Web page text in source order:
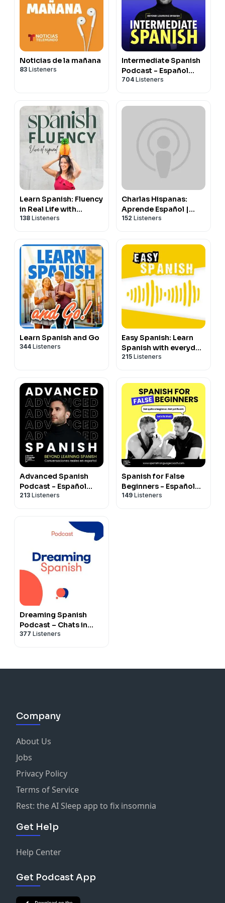
Noticias de la mañana
83 Listeners
Intermediate Spanish
Podcast - Español
Intermedio
704 Listeners
Learn Spanish: Fluency
in Real Life with
Handyspanish
138 Listeners
Charlas Hispanas:
Aprende Español |
Learn Spanish
152 Listeners
Learn Spanish and Go
344 Listeners
Easy Spanish: Learn
Spanish with everyday
conversations |
aprender español
215 Listeners
Advanced Spanish
Podcast - Español
Avanzado
213 Listeners
Spanish for False
Beginners - Español
para Falsos
149 Listeners
Dreaming Spanish
Podcast – Chats in
Beginner Spanish
377 Listeners
Company
About Us
Jobs
Privacy Policy
Terms of Service
Rest: the AI Sleep app to fix insomnia
Get Help
Help Center
Get Podcast App